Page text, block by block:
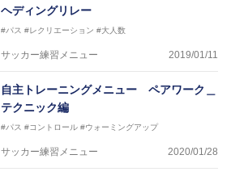
ヘディングリレー
#パス #レクリエーション #大人数
サッカー練習メニュー 2019/01/11
自主トレーニングメニュー ペアワーク＿
テクニック編
#パス #コントロール #ウォーミングアップ
サッカー練習メニュー 2020/01/28